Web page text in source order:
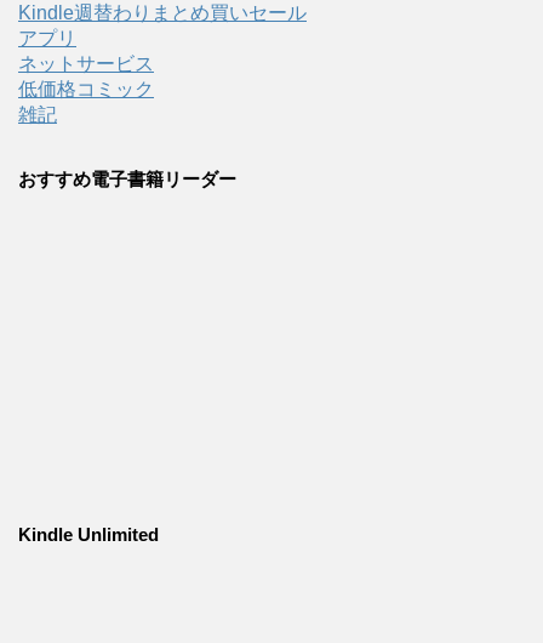
Kindle週替わりまとめ買いセール
アプリ
ネットサービス
低価格コミック
雑記
おすすめ電子書籍リーダー
Kindle Unlimited